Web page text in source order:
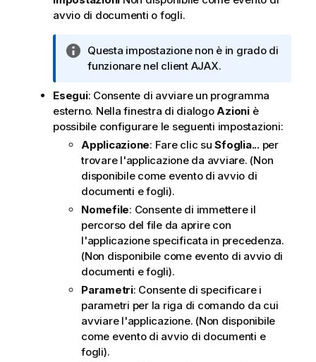
avvio di documenti o fogli.
N
o
a
i
n
f
o
r
m
a
t
i
c
a
Questa impostazione non è in grado di
funzionare nel client AJAX.
Esegui: Consente di avviare un programma
esterno. Nella finestra di dialogo Azioniè
possibile configurare le seguenti impostazioni:
Applicazione: Fare clic suSfoglia...per
trovare l'applicazione da avviare. (Non
disponibile come evento di avvio di
documenti e fogli).
Nomefile: Consente di immettere il
percorso del file da aprire con
l'applicazione specificata in precedenza.
(Non disponibile come evento di avvio di
documenti e fogli).
Parametri: Consente di specificare i
parametri per la riga di comando da cui
avviare l'applicazione. (Non disponibile
come evento di avvio di documenti e
fogli).